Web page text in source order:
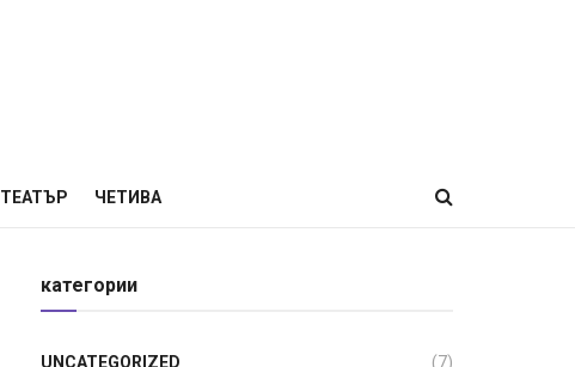
ТЕАТЪР ЧЕТИВА
категории
UNCATEGORIZED (7)